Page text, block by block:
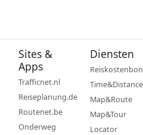
Sites &
Apps
Trafficnet.nl
Reiseplanung.de
Routenet.be
Onderweg
Diensten
Reiskostenbon
Time&Distance
Map&Route
Map&Tour
Locator